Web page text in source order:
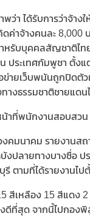
ว่า ได้รับการว่าจ้า
ดค่าจ้างคนละ
หรับบุคคลสัญชาติไท
ประเทศกัมพูชา ตั้ง
ายเว็บพนันถูกปิดตัว
างธรรมชาติชายแด
น้าที่พนักงานสอบสวน
คมนาคม รายงานส
งปลายทางบางซื่อ ป
ตามที่ได้รายงานไ
สีเหลือง 15 สีแดง
ที่สุด จากนี้ไปกองพิ